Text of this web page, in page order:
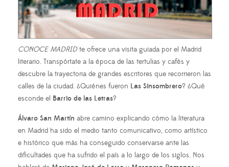
CONOCE MADRIDte ofrece una visita guiada por el Madrid
literario. Transpórtate a la época de las tertulias y cafés y
descubre la trayectoria de grandes escritores que recorrieron las
calles de la ciudad. ¿Quiénes fueron Las Sinsombrero? ¿Qué
esconde el Barrio de las Letras?
Álvaro San Martín abre camino explicando cómo la literatura
en Madrid ha sido el medio tanto comunicativo, como artístico
e histórico que más ha conseguido conservarse ante las
dificultades que ha sufrido el país a lo largo de los siglos. Nos